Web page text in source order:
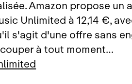
Amazon propose un
Unlimited à 12,14 €,
s'agit d'une offre sans
à tout moment…